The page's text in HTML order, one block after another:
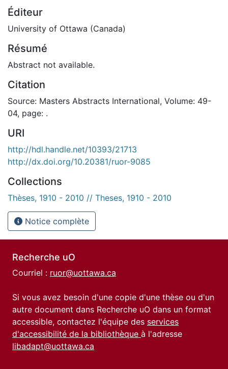
Éditeur
University of Ottawa (Canada)
Résumé
Abstract not available.
Citation
Source: Masters Abstracts International, Volume: 49-
04, page: .
URI
http://hdl.handle.net/10393/21713
http://dx.doi.org/10.20381/ruor-9085
Collections
Thèses, 1910 - 2010 // Theses, 1910 - 2010
Notice complète
Recherche uO
Courriel : ruor@uottawa.ca
Si vous avez besoin d'une copie d'une thèse ou d'un
autre document dans Recherche uO dans un format
accessible, contactez l'équipe des services
d'accessibilité de la bibliothèque à l'adresse
libadapt@uottawa.ca